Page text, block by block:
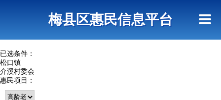
查询指引梅县区惠民信息平台
已选条件：
松口镇
介溪村委会
惠民项目：